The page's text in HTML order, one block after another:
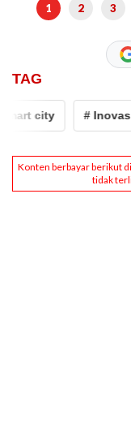
1 2 3
TAG
city # Inovasi